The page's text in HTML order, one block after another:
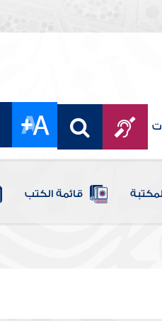
قائمة الكتب